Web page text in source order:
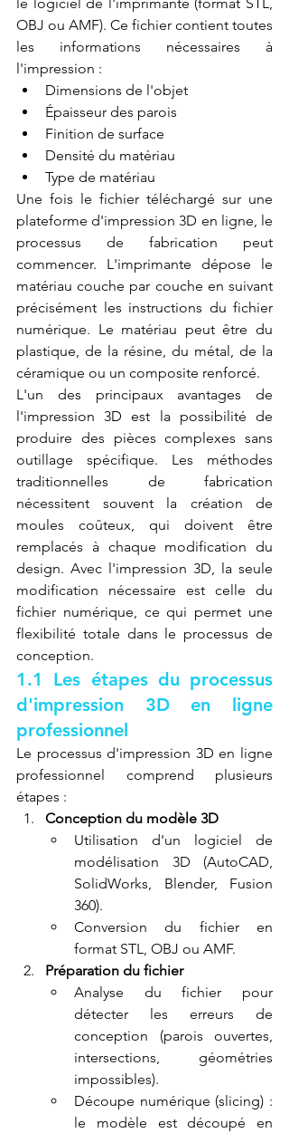
OBJ ou AMF). Ce fichier contient toutes
les informations nécessaires à
l'impression :
Dimensions de l'objet
Épaisseur des parois
Finition de surface
Densité du matériau
Type de matériau
Une fois le fichier téléchargé sur une
plateforme d'impression 3D en ligne, le
processus de fabrication peut
commencer. L'imprimante dépose le
matériau couche par couche en suivant
précisément les instructions du fichier
numérique. Le matériau peut être du
plastique, de la résine, du métal, de la
céramique ou un composite renforcé.
L'un des principaux avantages de
l'impression 3D est la possibilité de
produire des pièces complexes sans
outillage spécifique. Les méthodes
traditionnelles de fabrication
nécessitent souvent la création de
moules coûteux, qui doivent être
remplacés à chaque modification du
design. Avec l'impression 3D, la seule
modification nécessaire est celle du
fichier numérique, ce qui permet une
flexibilité totale dans le processus de
conception.
1.1 Les étapes du processus
d'impression 3D en ligne
professionnel
Le processus d'impression 3D en ligne
professionnel comprend plusieurs
étapes :
Conception du modèle 3D
Utilisation d'un logiciel de
modélisation 3D (AutoCAD,
SolidWorks, Blender, Fusion
360).
Conversion du fichier en
format STL, OBJ ou AMF.
Préparation du fichier
Analyse du fichier pour
détecter les erreurs de
conception (parois ouvertes,
intersections, géométries
impossibles).
Découpe numérique (slicing) :
le modèle est découpé en